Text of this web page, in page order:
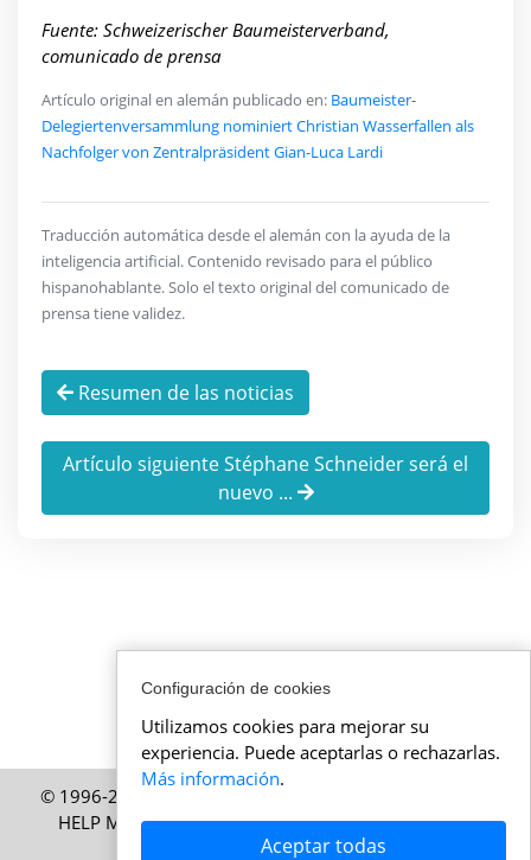
Fuente: Schweizerischer Baumeisterverband,
comunicado de prensa
Artículo original en alemán publicado en: Baumeister-
Delegiertenversammlung nominiert Christian Wasserfallen als
Nachfolger von Zentralpräsident Gian-Luca Lardi
Traducción automática desde el alemán con la ayuda de la
inteligencia artificial. Contenido revisado para el público
hispanohablante. Solo el texto original del comunicado de
prensa tiene validez.
Resumen de las noticias
Artículo siguiente Stéphane Schneider será el
nuevo ...
© 1996-2026 ActualidadSuiza.mx – Una publicación de
HELP Media SA, Zúrich, Suiza – Todos los derechos
reservados
Configuración de cookies
Utilizamos cookies para mejorar su
experiencia. Puede aceptarlas o rechazarlas.
Más información.
Aceptar todas